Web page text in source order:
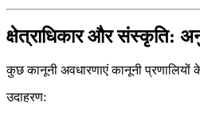
क्षेत्राधिकार और संस्कृति:
कुछ कानूनी अवधारणाएं कानूनी प्रणालियों
उदाहरण: